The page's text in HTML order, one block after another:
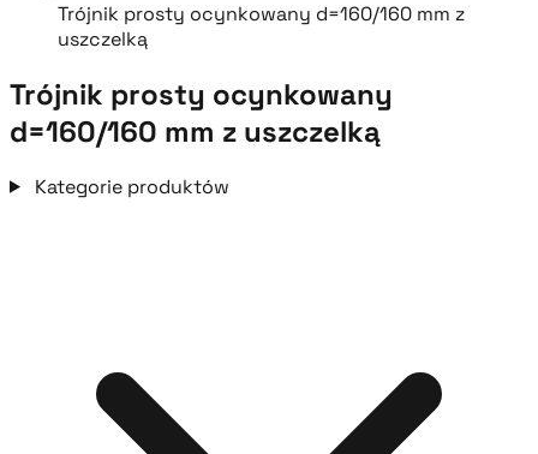
Trójnik prosty ocynkowany d=160/160 mm z
uszczelką
Trójnik prosty ocynkowany
d=160/160 mm z uszczelką
Kategorie produktów